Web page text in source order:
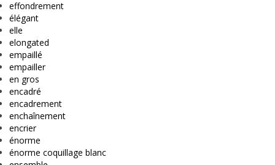
effondrement
élégant
elle
elongated
empaillé
empailler
en gros
encadré
encadrement
enchaînement
encrier
énorme
énorme coquillage blanc